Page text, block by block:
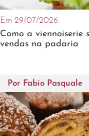
Em 29/07/2026
Como a viennoiserie
vendas na padaria
Por Fabio Pasquale